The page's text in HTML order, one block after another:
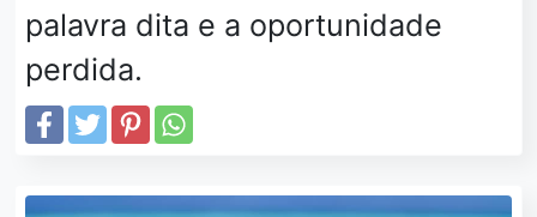
palavra dita e a oportunidade
perdida.